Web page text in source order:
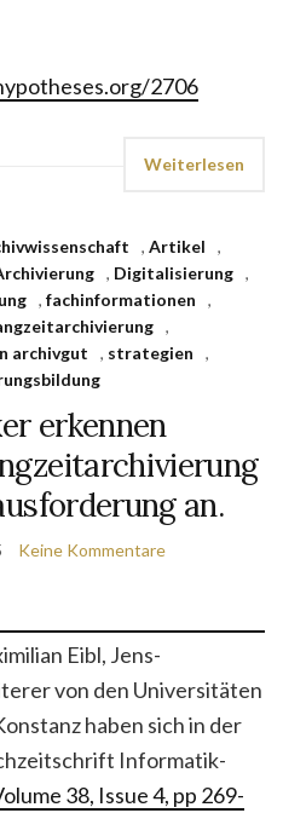
2706
Weiterlesen
, Artikel
,
, Digitalisierung ,
, fachinformationen
,
,
archivgut
, strategien
,
erkennen
an.
Keine Kommentare
Eibl, Jens-
von den Universitäten
haben sich in der
Informatik-
38, Issue 4, pp 269-